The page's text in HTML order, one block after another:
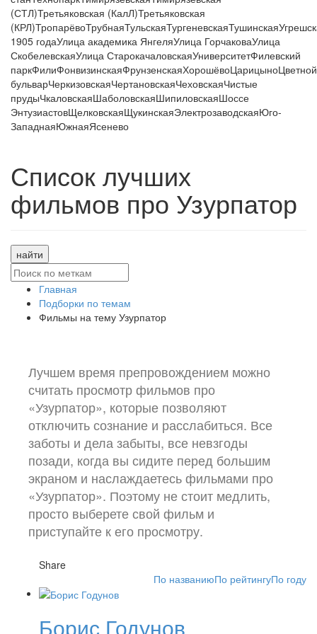
(СТЛ)Третьяковская (КалЛ)Третьяковская
(КРЛ)ТропарёвоТрубнаяТульскаяТургеневскаяТушинская
1905 годаУлица академика ЯнгеляУлица ГорчаковаУлица
СкобелевскаяУлица СтарокачаловскаяУниверситетФилевский
паркФилиФонвизинскаяФрунзенскаяХорошёвоЦарицыноЦветной
бульварЧеркизовскаяЧертановскаяЧеховскаяЧистые
прудыЧкаловскаяШаболовскаяШипиловскаяШоссе
ЭнтузиастовЩелковскаяЩукинскаяЭлектрозаводскаяЮго-
ЗападнаяЮжнаяЯсенево
Список лучших
фильмов про Узурпатор
найти
Главная
Подборки по темам
Фильмы на тему Узурпатор
Лучшем время препровождением можно
считать просмотр фильмов про
«Узурпатор», которые позволяют
отключить сознание и расслабиться. Все
заботы и дела забыты, все невзгоды
позади, когда вы сидите перед большим
экраном и наслаждаетесь фильмами про
«Узурпатор». Поэтому не стоит медлить,
просто выберете свой фильм и
приступайте к его просмотру.
Share
По названиюПо рейтингуПо году
Борис Годунов